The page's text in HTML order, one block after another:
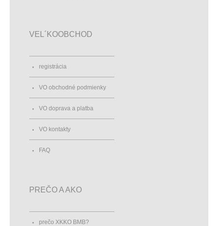
VEL´KOOBCHOD
registrácia
VO obchodné podmienky
VO doprava a platba
VO kontakty
FAQ
PREČO A AKO
prečo XKKO BMB?